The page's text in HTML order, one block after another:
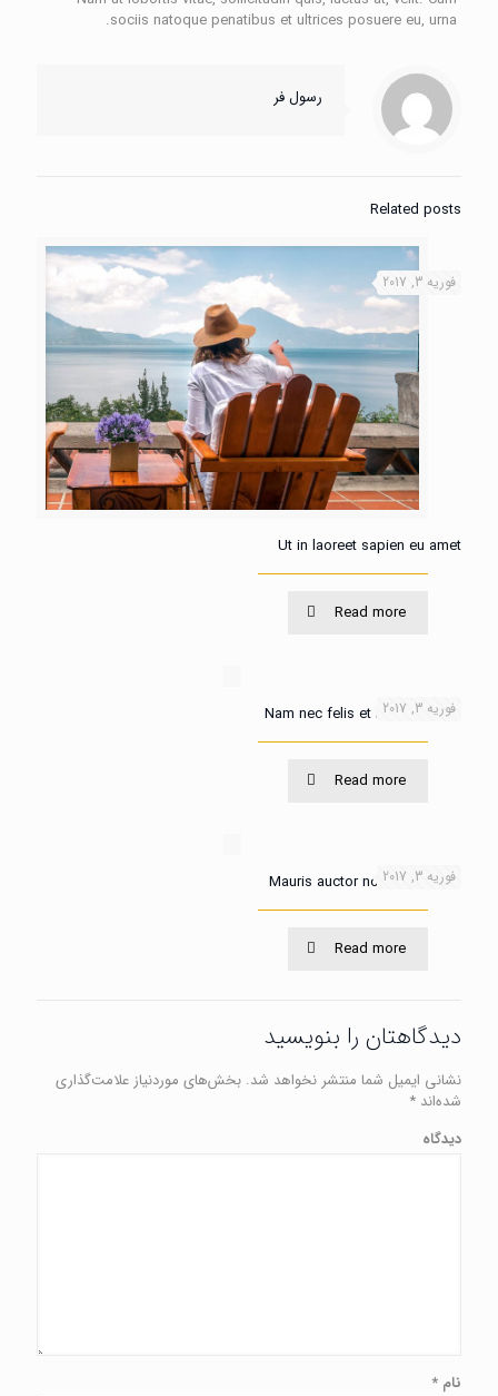
sociis natoque penatibus et ultrices posuere eu, urna.
رسول فر
Related posts
فوریه 3, 2017
Ut in laoreet sapien eu amet
Read more
فوریه 3, 2017
Nam nec felis et nibh posuere
Read more
فوریه 3, 2017
Mauris auctor non velit metus
Read more
دیدگاهتان را بنویسید
نشانی ایمیل شما منتشر نخواهد شد. بخش‌های موردنیاز علامت‌گذاری
شده‌اند *
دیدگاه
نام *